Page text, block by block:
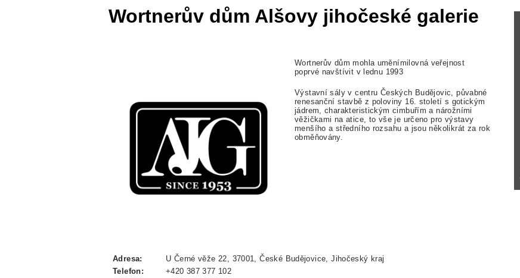
Wortnerův dům Alšovy jihočeské galerie
Wortnerův dům mohla uměnímilovná veřejnost
poprvé navštívit v lednu 1993
Výstavní sály v centru Českých Budějovic, půvabné
renesanční stavbě z poloviny 16. století s gotickým
jádrem, charakteristickým cimbuřím a nárožními
věžičkami na atice, to vše je určeno pro výstavy
menšího a středního rozsahu a jsou několikrát za rok
obměňovány.
Adresa:
U Černé věže 22, 37001, České Budějovice, Jihočeský kraj
Telefon:
+420 387 377 102